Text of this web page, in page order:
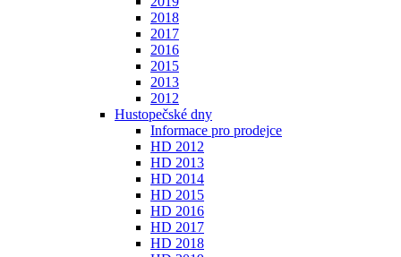
2018
2017
2016
2015
2013
2012
Hustopečské dny
Informace pro prodejce
HD 2012
HD 2013
HD 2014
HD 2015
HD 2016
HD 2017
HD 2018